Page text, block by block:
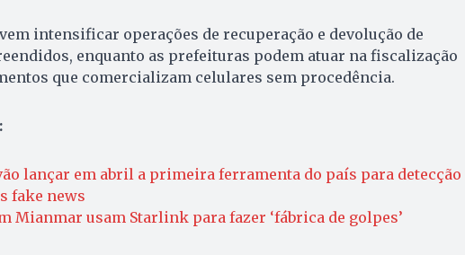
intensificar operações de recuperação e devolução de
enquanto as prefeituras podem atuar na fiscalização
que comercializam celulares sem procedência.
lançar em abril a primeira ferramenta do país para detecção
fake news
Mianmar usam Starlink para fazer ‘fábrica de golpes’